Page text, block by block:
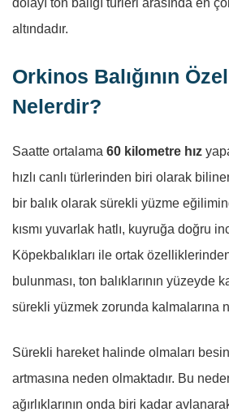
altındadır.
Orkinos Balığının
Nelerdir?
Saatte ortalama 60 kilometre hız
hızlı canlı türlerinden biri olarak
bir balık olarak sürekli yüzme
kısmı yuvarlak hatlı, kuyruğa doğru
Köpekbalıkları ile ortak
bulunması, ton balıklarının yüzeyde
sürekli yüzmek zorunda kalmalarına
Sürekli hareket halinde olmaları
artmasına neden olmaktadır. Bu
ağırlıklarının onda biri kadar